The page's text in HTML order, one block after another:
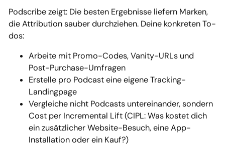
Podscribe zeigt: Die besten Ergebnisse liefern Marken,
die Attribution sauber durchziehen. Deine konkreten To-
dos:
Arbeite mit Promo-Codes, Vanity-URLs und
Post-Purchase-Umfragen
Erstelle pro Podcast eine eigene Tracking-
Landingpage
Vergleiche nicht Podcasts untereinander, sondern
Cost per Incremental Lift (CIPL: Was kostet dich
ein zusätzlicher Website-Besuch, eine App-
Installation oder ein Kauf?)